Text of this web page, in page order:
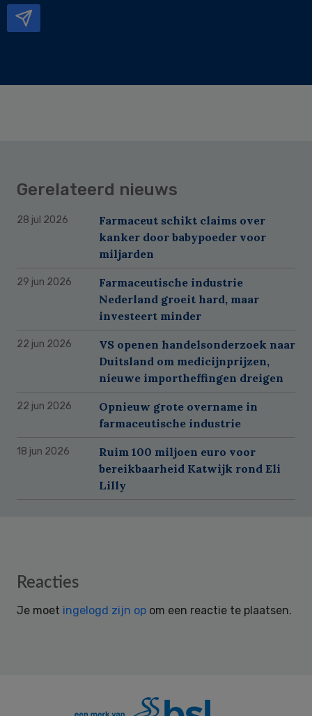
Gerelateerd nieuws
28 jul 2026
Farmaceut schikt claims over
kanker door babypoeder voor
miljarden
29 jun 2026
Farmaceutische industrie
Nederland groeit hard, maar
investeert minder
22 jun 2026
VS openen handelsonderzoek naar
Duitsland om medicijnprijzen,
nieuwe importheffingen dreigen
22 jun 2026
Opnieuw grote overname in
farmaceutische industrie
18 jun 2026
Ruim 100 miljoen euro voor
bereikbaarheid Katwijk rond Eli
Lilly
Reader
Reacties
Je moet ingelogd zijn op om een reactie te plaatsen.